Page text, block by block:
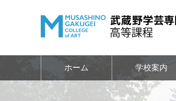
ホーム 学校案内